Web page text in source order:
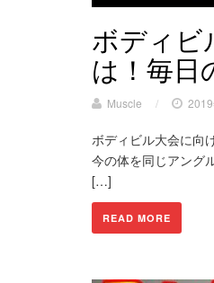
ボディビ
は！毎日
Muscle /
ボディビル大会に向
今の体を同じアング
[…]
READ MORE